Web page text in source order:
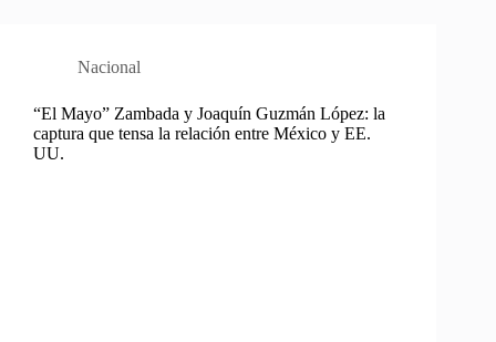
Nacional
“El Mayo” Zambada y Joaquín Guzmán López: la
captura que tensa la relación entre México y EE.
UU.